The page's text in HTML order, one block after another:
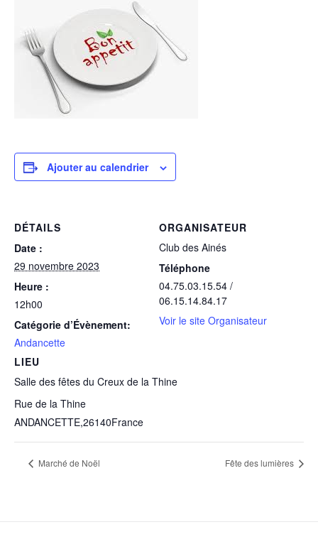
Ajouter au calendrier
DÉTAILS
Date :
29 novembre 2023
Heure :
12h00
Catégorie d’Évènement:
Andancette
LIEU
Salle des fêtes du Creux de la Thine
Rue de la Thine
ANDANCETTE,26140France
ORGANISATEUR
Club des Ainés
Téléphone
04.75.03.15.54 /
06.15.14.84.17
Voir le site Organisateur
Marché de Noël Fête des lumières